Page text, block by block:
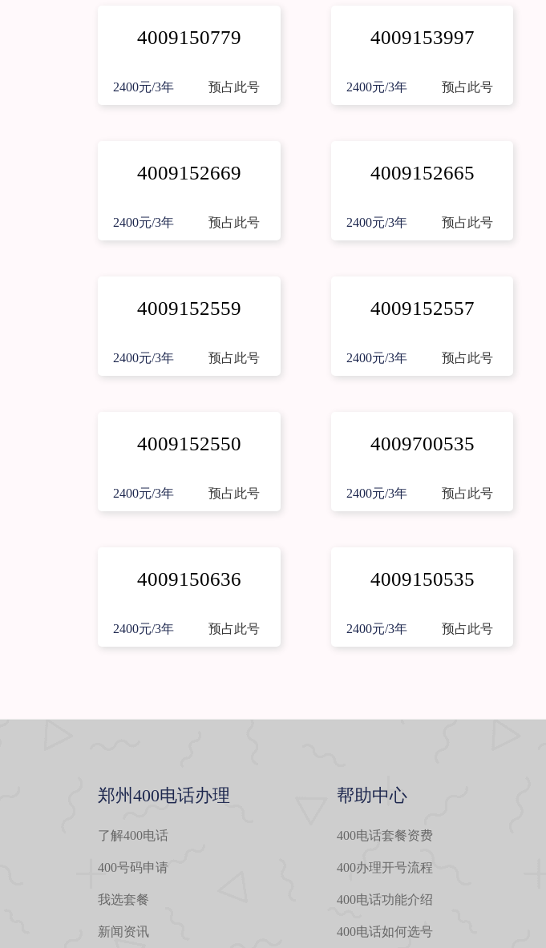
4009150779
2400元/3年 预占此号
4009153997
2400元/3年 预占此号
4009152669
2400元/3年 预占此号
4009152665
2400元/3年 预占此号
4009152559
2400元/3年 预占此号
4009152557
2400元/3年 预占此号
4009152550
2400元/3年 预占此号
4009700535
2400元/3年 预占此号
4009150636
2400元/3年 预占此号
4009150535
2400元/3年 预占此号
郑州400电话办理
了解400电话
400号码申请
我选套餐
新闻资讯
帮助中心
400电话套餐资费
400办理开号流程
400电话功能介绍
400电话如何选号